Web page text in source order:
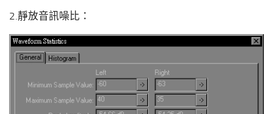
2.靜放音訊噪比：